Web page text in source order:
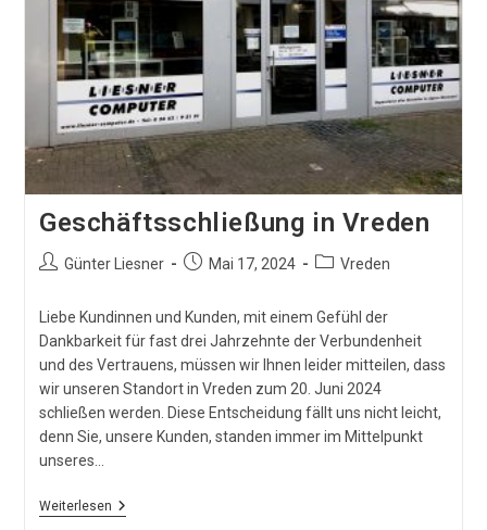
Geschäftsschließung in Vreden
Beitrags-
Günter Liesner
BeitragMai 17, 2024
Beitrags-
Vreden
Liebe Kundinnen und Kunden, mit einem Gefühl der
Dankbarkeit für fast drei Jahrzehnte der Verbundenheit
und des Vertrauens, müssen wir Ihnen leider mitteilen, dass
wir unseren Standort in Vreden zum 20. Juni 2024
schließen werden. Diese Entscheidung fällt uns nicht leicht,
denn Sie, unsere Kunden, standen immer im Mittelpunkt
unseres…
WeiterlesenGeschäftsschließung